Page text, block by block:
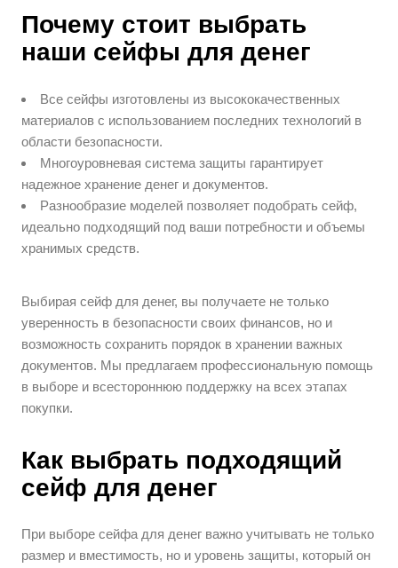
Почему стоит выбрать
наши сейфы для денег
Все сейфы изготовлены из высококачественных
материалов с использованием последних технологий в
области безопасности.
Многоуровневая система защиты гарантирует
надежное хранение денег и документов.
Разнообразие моделей позволяет подобрать сейф,
идеально подходящий под ваши потребности и объемы
хранимых средств.
Выбирая сейф для денег, вы получаете не только
уверенность в безопасности своих финансов, но и
возможность сохранить порядок в хранении важных
документов. Мы предлагаем профессиональную помощь
в выборе и всестороннюю поддержку на всех этапах
покупки.
Как выбрать подходящий
сейф для денег
При выборе сейфа для денег важно учитывать не только
размер и вместимость, но и уровень защиты, который он